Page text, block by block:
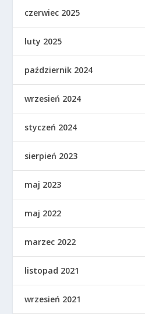
czerwiec 2025
luty 2025
październik 2024
wrzesień 2024
styczeń 2024
sierpień 2023
maj 2023
maj 2022
marzec 2022
listopad 2021
wrzesień 2021